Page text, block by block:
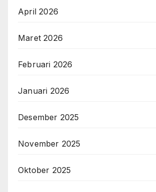
April 2026
Maret 2026
Februari 2026
Januari 2026
Desember 2025
November 2025
Oktober 2025